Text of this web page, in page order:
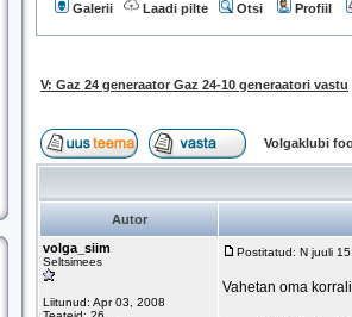
Galerii Laadi pilte Otsi Profiil
V: Gaz 24 generaator Gaz 24-10 generaatori vastu
Volgaklubi
Autor
volga_siim
Seltsimees
Liitunud: Apr 03, 2008
Postitatud: N juuli
Vahetan oma